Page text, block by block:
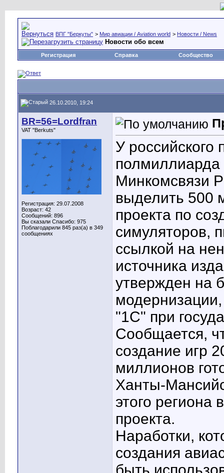
ВПГ "Беркуты" > Мир авиации / Aviation world > Новости / News
Новости обо всем
Регистрация Справка Сообщество
26.10.2010, 19:24
BR=56=Lordfran
VAT "Berkuts"
Регистрация: 29.07.2008
Возраст: 42
Сообщений: 896
Вы сказали Спасибо: 975
Поблагодарили 845 раз(а) в 349
сообщениях
У российского
Минкомсвязи
выделить 500
проекта по
симуляторов,
ссылкой на
источника
утвержден на
"1С" при
Сообщается,
создание игр
миллионов
Ханты-
этого региона
проекта.
Наработки,
создания